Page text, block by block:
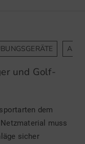
und Golf-
dem
muss
sicher